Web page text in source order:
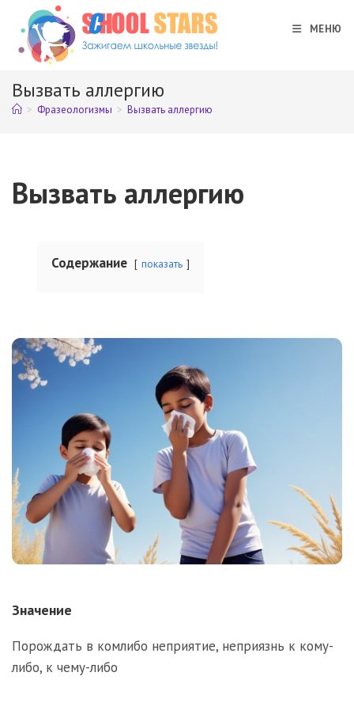
Перейти
содержимому
МЕНЮ
Вызвать аллергию
> Фразеологизмы > Вызвать аллергию
Вызвать аллергию
Содержание показать
Значение
Порождать в комлибо неприятие, неприязнь к кому-
либо, к чему-либо